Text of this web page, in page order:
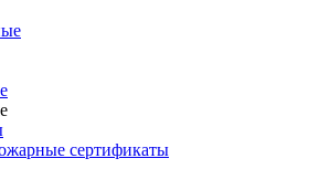
сертификаты